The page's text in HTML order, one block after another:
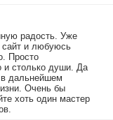
радость. Уже
сайт и любуюсь
Просто
и столько души. Да
в дальнейшем
Очень бы
хоть один мастер